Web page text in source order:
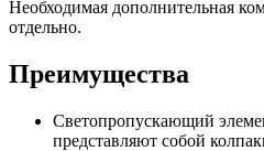
Необходимая дополнительная
отдельно.
Преимущества
Светопропускающий
представляют собой